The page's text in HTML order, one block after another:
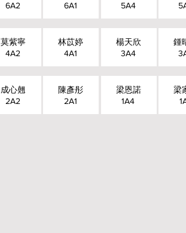
6A2
莫紫寧
4A2
成心翹
2A2
6A1
林苡婷
4A1
陳彥彤
2A1
5A4
楊天欣
3A4
梁恩諾
1A4
鍾
梁